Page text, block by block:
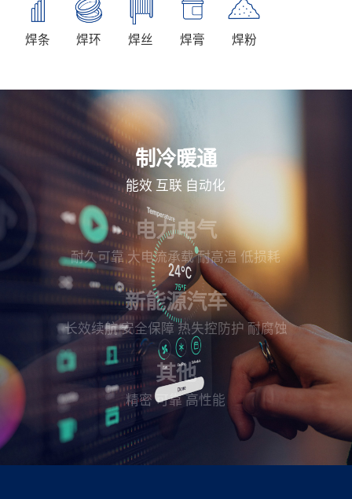
焊条 焊环 焊丝 焊膏 焊粉
制冷暖通
能效 互联 自动化
电力电气
耐久可靠 大电流承载 耐高温 低损耗
新能源汽车
长效续航 安全保障 热失控防护 耐腐蚀
其他
精密 可靠 高性能